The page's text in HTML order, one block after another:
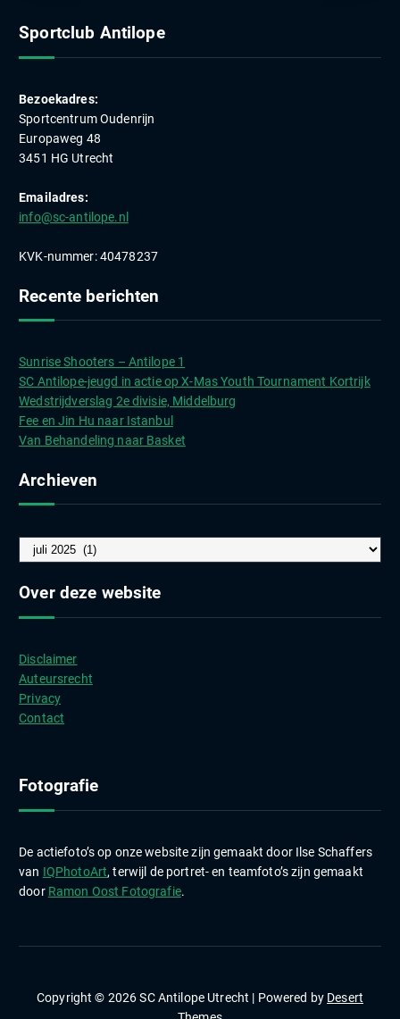
Sportclub Antilope
Bezoekadres:
Sportcentrum Oudenrijn
Europaweg 48
3451 HG Utrecht
Emailadres:
info@sc-antilope.nl
KVK-nummer: 40478237
Recente berichten
Sunrise Shooters – Antilope 1
SC Antilope-jeugd in actie op X-Mas Youth Tournament Kortrijk
Wedstrijdverslag 2e divisie, Middelburg
Fee en Jin Hu naar Istanbul
Van Behandeling naar Basket
Archieven
r
c
v
e
n
Over deze website
Disclaimer
Auteursrecht
Privacy
Contact
Fotografie
De actiefoto’s op onze website zijn gemaakt door Ilse Schaffers
van IQPhotoArt, terwijl de portret- en teamfoto’s zijn gemaakt
door Ramon Oost Fotografie.
Copyright © 2026 SC Antilope Utrecht | Powered by Desert